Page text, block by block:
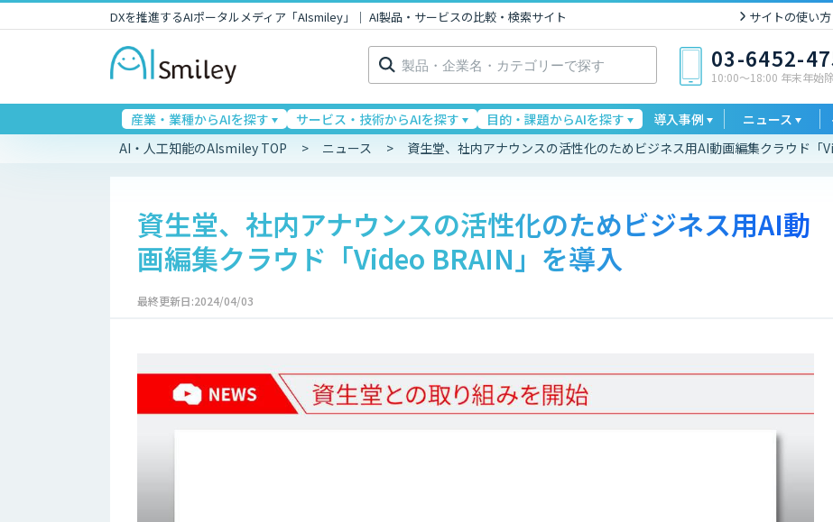
DXを推進するAIポータルメディア「AIsmiley」｜ AI製品・サービスの比較・検索サイト サイトの使い方
検
索: 03-6452-
10:00〜18:00 年末年始
産業・業種からAIを探す サービス・技術からAIを探す 目的・課題からAIを探す 導入事例 ニュース
AI・人工知能のAIsmiley TOP ニュース 資生堂、社内アナウンスの活性化のためビジネス用AI動画編集クラウド「
資生堂、社内アナウンスの活性化のためビジネス用AI動
画編集クラウド「Video BRAIN」を導入
最終更新日:2024/04/03